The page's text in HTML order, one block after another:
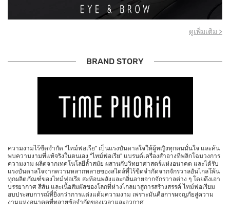
ดูเพิ่มเติม >
BRAND STORY
ความงามไร้ขีดจำกัด "ไทม์ฟอเรีย" เป็นแรงบันดาลใจให้ผู้หญิงทุกคนมั่นใจ และค้น
พบความงามที่แท้จริงในตนเอง "ไทม์ฟอเรีย" แบรนด์เครื่องสำอางที่พลิกโฉมวงการ
ความงาม ผลิตจากเทคโนโลยีล้ำสมัย ผสานกับวิทยาศาสตร์แห่งอนาคต และได้รับ
แรงบันดาลใจจากความหลากหลายของสไตล์ที่ไร้ขีดจำกัดจากจักรวาลอันไกลโพ้น
ทุกผลิตภัณฑ์ของไทม์ฟอเรีย สะท้อนพลังและกลิ่นอายจากจักรวาลต่าง ๆ โดยดึงเอา
บรรยากาศ สีสัน และเนื้อสัมผัสของโลกที่ห่างไกลมาสู่การสร้างสรรค์ ไทม์ฟอเรียม
อบประสบการณ์ที่ยิ่งกว่าการแต่งแต้มความงาม เพราะมันคือการผจญภัยสู่ความ
งามแห่งอนาคตที่ทลายข้อจำกัดของเวลาและอวกาศ